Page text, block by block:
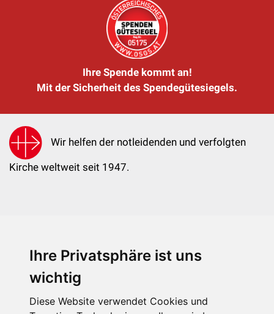
Ihre Privatsphäre ist uns
wichtig
Diese Website verwendet Cookies und
Ihre Spende kommt an!
Mit der Sicherheit des Spendegütesiegels.
Wir helfen der notleidenden und verfolgten
Kirche weltweit seit 1947.
KIRCHE IN NOT - Österreich
kin@kircheinnot.at